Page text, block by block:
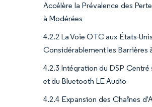
Accélère la Prévalence des
à Modérées
4.2.2 La Voie OTC aux États-
Considérablement les Barrières
4.2.3 Intégration du DSP Centré
et du Bluetooth LE Audio
4.2.4 Expansion des Chaînes